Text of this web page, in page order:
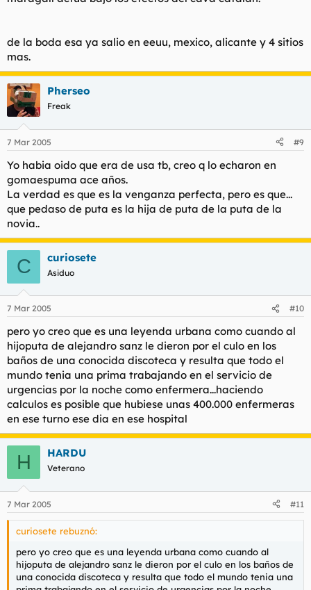
de la boda esa ya salio en eeuu, mexico, alicante y 4 sitios
mas.
Pherseo
Freak
7 Mar 2005 #9
Yo habia oido que era de usa tb, creo q lo echaron en
gomaespuma ace años.
La verdad es que es la venganza perfecta, pero es que...
que pedaso de puta es la hija de puta de la puta de la
novia..
C curiosete
Asiduo
7 Mar 2005 #10
pero yo creo que es una leyenda urbana como cuando al
hijoputa de alejandro sanz le dieron por el culo en los
baños de una conocida discoteca y resulta que todo el
mundo tenia una prima trabajando en el servicio de
urgencias por la noche como enfermera...haciendo
calculos es posible que hubiese unas 400.000 enfermeras
en ese turno ese dia en ese hospital
H HARDU
Veterano
7 Mar 2005 #11
curiosete rebuznó:
pero yo creo que es una leyenda urbana como cuando al
hijoputa de alejandro sanz le dieron por el culo en los baños de
una conocida discoteca y resulta que todo el mundo tenia una